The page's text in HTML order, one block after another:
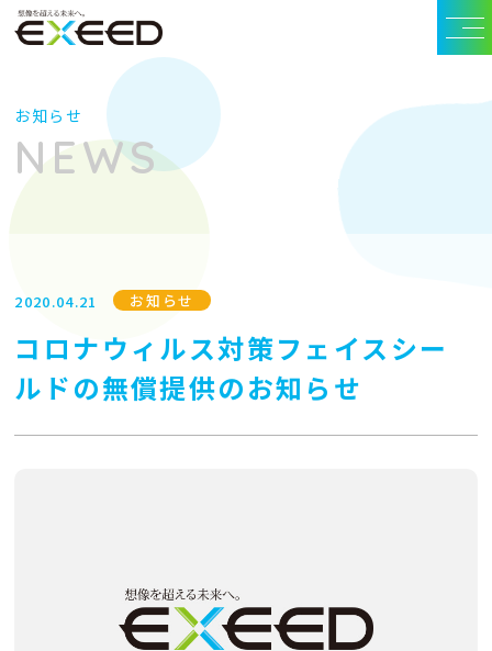
お知らせ
NEWS
2020.04.21 お知らせ
コロナウィルス対策フェイスシー
ルドの無償提供のお知らせ